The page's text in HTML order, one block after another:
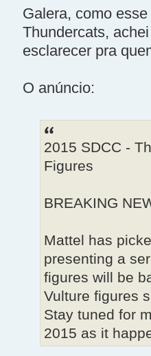
Galera, como
Thundercats,
esclarecer pra
O anúncio:
2015 SDCC -
Figures
BREAKING
Mattel has
presenting a
figures will be
Vulture figures
Stay tuned for
2015 as it